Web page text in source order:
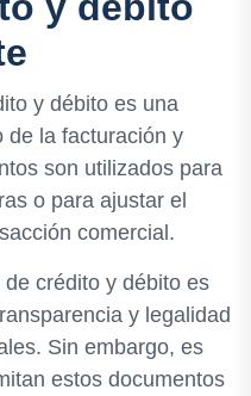
y débito es una
de la facturación y
son utilizados para
o para ajustar el
comercial.
crédito y débito es
y legalidad
Sin embargo, es
estos documentos